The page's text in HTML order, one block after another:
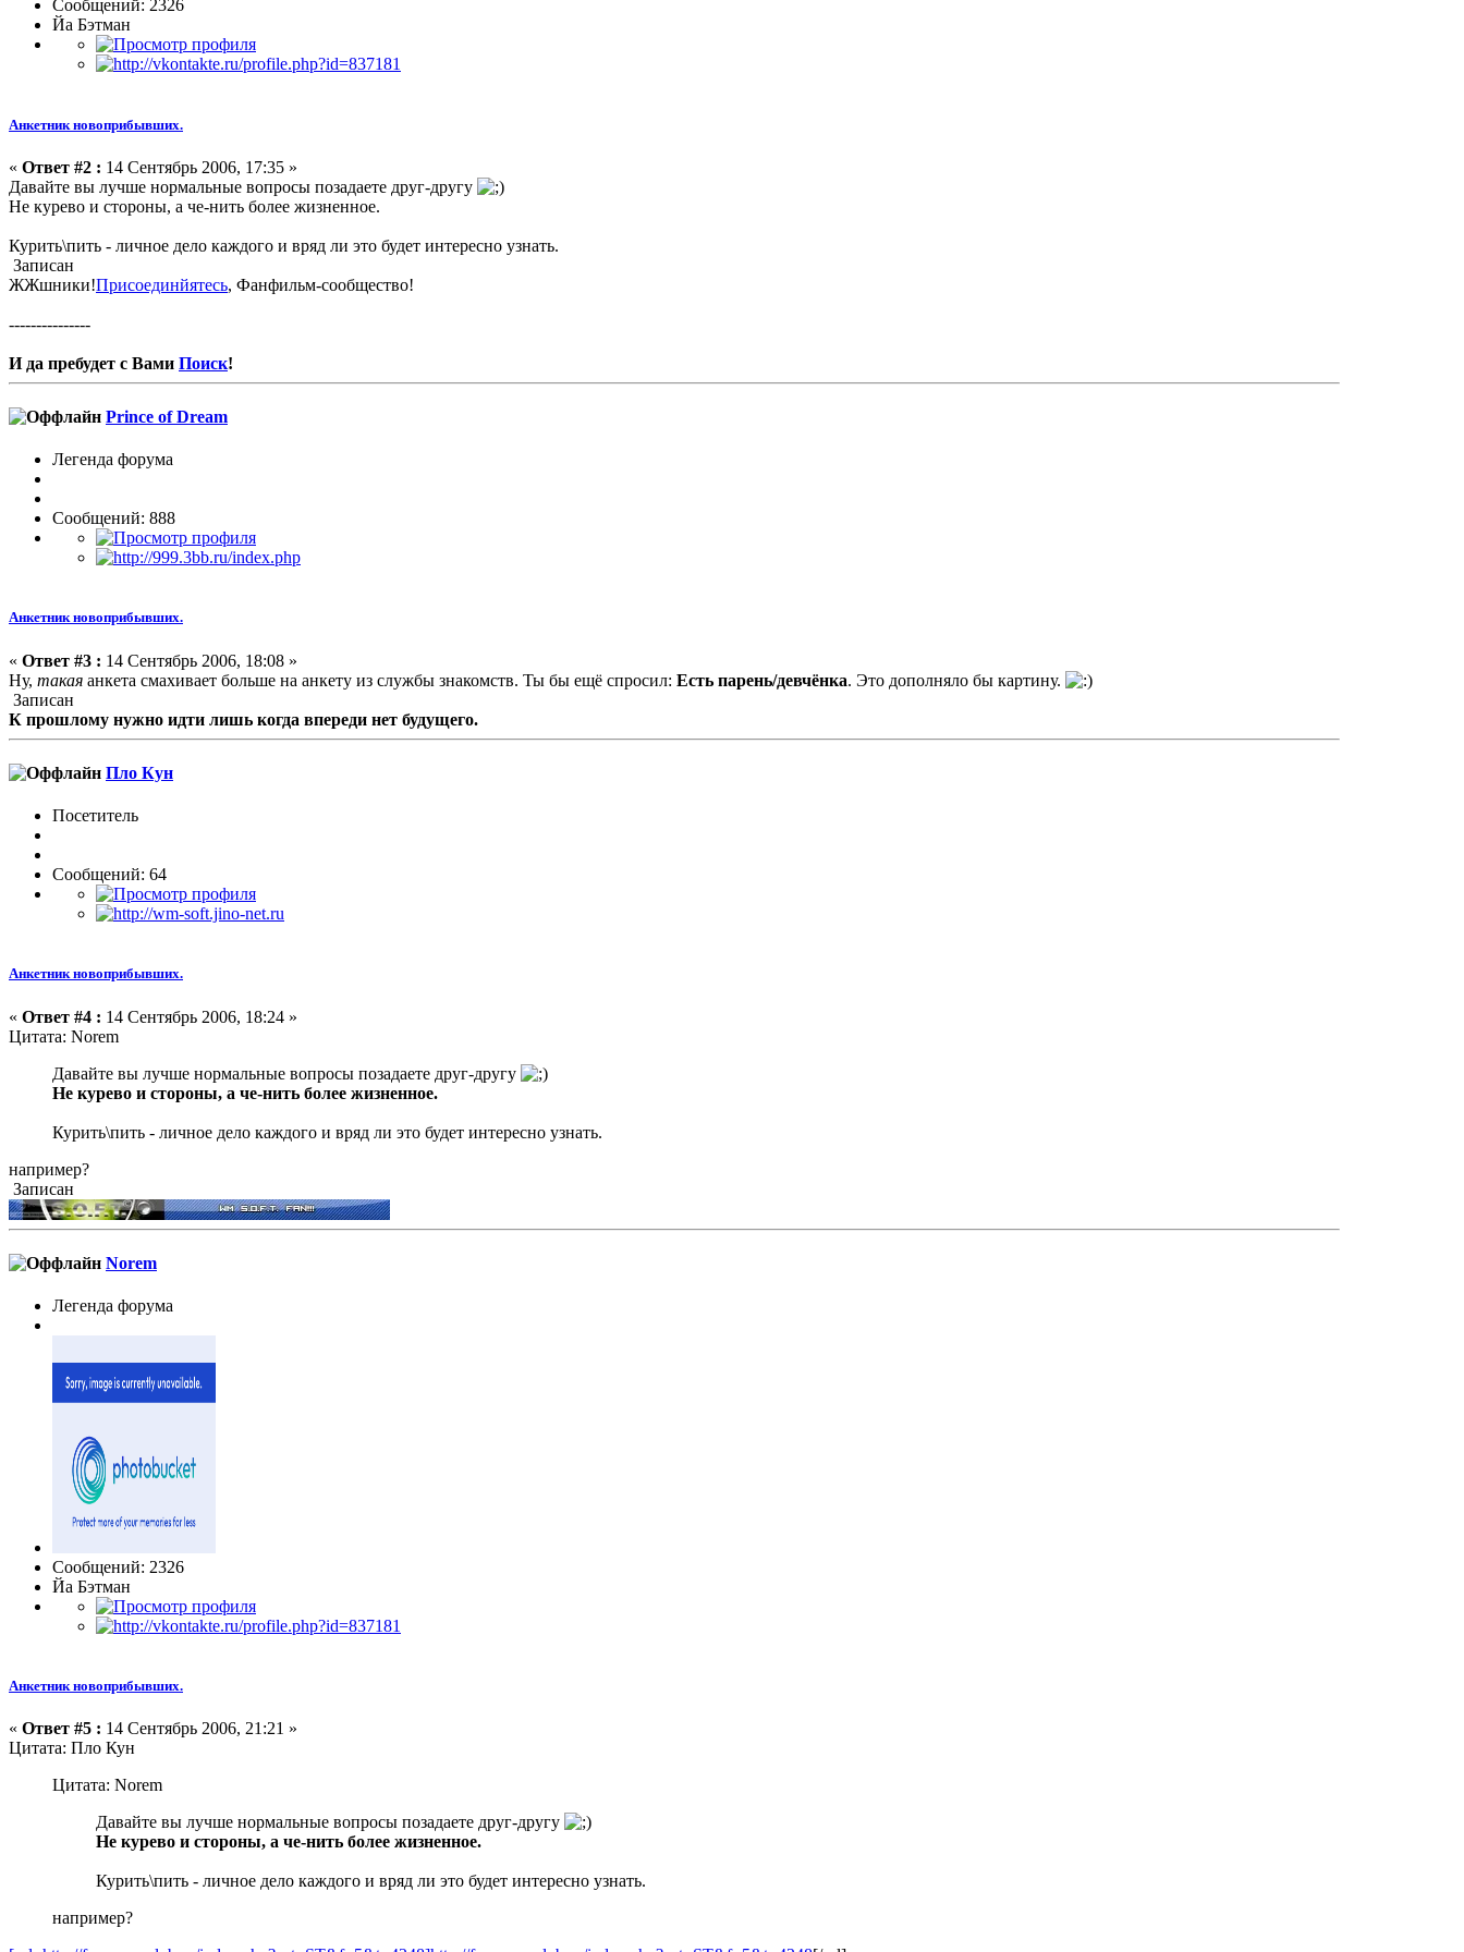
Сообщений: 2326
Йа Бэтман
Анкетник новоприбывших.
« Ответ #2 : 14 Сентябрь 2006, 17:35 »
Давайте вы лучше нормальные вопросы позадаете друг-другу
Не курево и стороны, а че-нить более жизненное.
Курить\пить - личное дело каждого и вряд ли это будет интересно узнать.
Записан
ЖЖшники!Присоединйятесь, Фанфильм-сообщество!
---------------
И да пребудет с Вами Поиск!
Prince of Dream
Легенда форума
Сообщений: 888
Анкетник новоприбывших.
« Ответ #3 : 14 Сентябрь 2006, 18:08 »
Ну, такая анкета смахивает больше на анкету из службы знакомств. Ты бы ещё спросил: Есть парень/девчёнка. Это дополняло бы картину.
Записан
К прошлому нужно идти лишь когда впереди нет будущего.
Пло Кун
Посетитель
Сообщений: 64
Анкетник новоприбывших.
« Ответ #4 : 14 Сентябрь 2006, 18:24 »
Цитата: Norem
Давайте вы лучше нормальные вопросы позадаете друг-другу
Не курево и стороны, а че-нить более жизненное.
Курить\пить - личное дело каждого и вряд ли это будет интересно узнать.
например?
Записан
Norem
Легенда форума
Сообщений: 2326
Йа Бэтман
Анкетник новоприбывших.
« Ответ #5 : 14 Сентябрь 2006, 21:21 »
Цитата: Пло Кун
Цитата: Norem
Давайте вы лучше нормальные вопросы позадаете друг-другу
Не курево и стороны, а че-нить более жизненное.
Курить\пить - личное дело каждого и вряд ли это будет интересно узнать.
например?